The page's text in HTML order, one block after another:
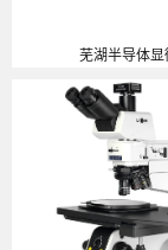
芜湖半导体显